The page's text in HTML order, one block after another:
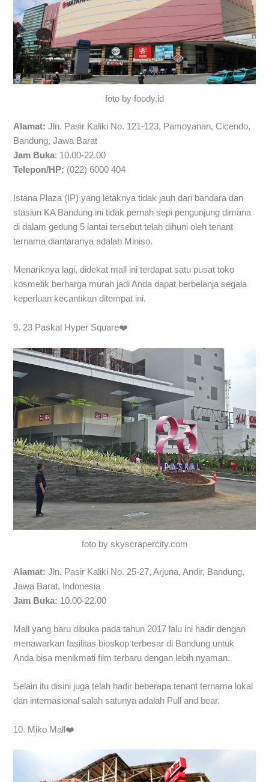
foto by foody.id
Alamat: Jln. Pasir Kaliki No. 121-123, Pamoyanan, Cicendo,
Bandung, Jawa Barat
Jam Buka: 10.00-22.00
Telepon/HP: (022) 6000 404
Istana Plaza (IP) yang letaknya tidak jauh dari bandara dan
stasiun KA Bandung ini tidak pernah sepi pengunjung dimana
di dalam gedung 5 lantai tersebut telah dihuni oleh tenant
ternama diantaranya adalah Miniso.
Menariknya lagi, didekat mall ini terdapat satu pusat toko
kosmetik berharga murah jadi Anda dapat berbelanja segala
keperluan kecantikan ditempat ini.
9. 23 Paskal Hyper Square❤️
foto by skyscrapercity.com
Alamat: Jln. Pasir Kaliki No. 25-27, Arjuna, Andir, Bandung,
Jawa Barat, Indonesia
Jam Buka: 10.00-22.00
Mall yang baru dibuka pada tahun 2017 lalu ini hadir dengan
menawarkan fasilitas bioskop terbesar di Bandung untuk
Anda bisa menikmati film terbaru dengan lebih nyaman.
Selain itu disini juga telah hadir beberapa tenant ternama lokal
dan internasional salah satunya adalah Pull and bear.
10. Miko Mall❤️